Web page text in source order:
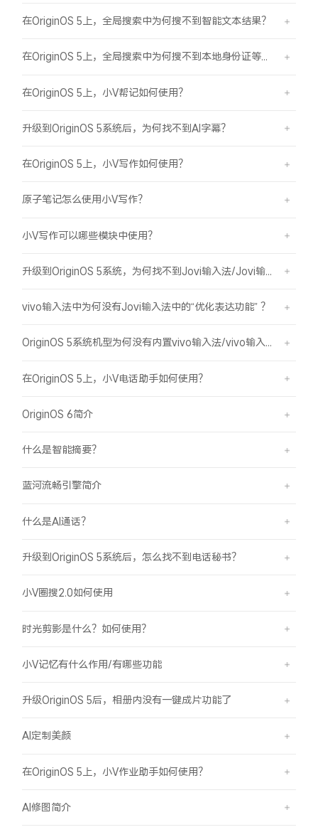
在OriginOS 5上，全局搜索中为何搜不到智能文本结果？
在OriginOS 5上，全局搜索中为何搜不到本地身份证等证件结果？
在OriginOS 5上，小V帮记如何使用？
升级到OriginOS 5系统后，为何找不到AI字幕？
在OriginOS 5上，小V写作如何使用？
原子笔记怎么使用小V写作？
小V写作可以哪些模块中使用？
vivo输入法中为何没有Jovi输入法中的“优化表达功能” ？
OriginOS 5系统机型为何没有内置vivo输入法/vivo输入法Pro？
在OriginOS 5上，小V电话助手如何使用？
OriginOS 6简介
什么是智能摘要？
蓝河流畅引擎简介
什么是AI通话？
升级到OriginOS 5系统后，怎么找不到电话秘书？
小V圈搜2.0如何使用
时光剪影是什么？如何使用？
小V记忆有什么作用/有哪些功能
升级OriginOS 5后，相册内没有一键成片功能了
AI定制美颜
在OriginOS 5上，小V作业助手如何使用？
AI修图简介